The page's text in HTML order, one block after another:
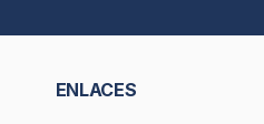
ENLACES